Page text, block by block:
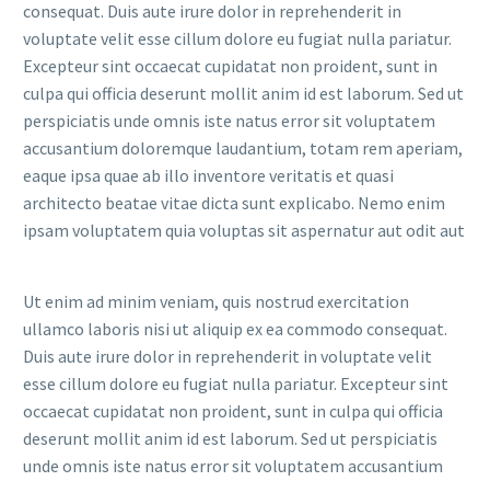
consequat. Duis aute irure dolor in reprehenderit in
voluptate velit esse cillum dolore eu fugiat nulla pariatur.
Excepteur sint occaecat cupidatat non proident, sunt in
culpa qui officia deserunt mollit anim id est laborum. Sed ut
perspiciatis unde omnis iste natus error sit voluptatem
accusantium doloremque laudantium, totam rem aperiam,
eaque ipsa quae ab illo inventore veritatis et quasi
architecto beatae vitae dicta sunt explicabo. Nemo enim
ipsam voluptatem quia voluptas sit aspernatur aut odit aut
Ut enim ad minim veniam, quis nostrud exercitation
ullamco laboris nisi ut aliquip ex ea commodo consequat.
Duis aute irure dolor in reprehenderit in voluptate velit
esse cillum dolore eu fugiat nulla pariatur. Excepteur sint
occaecat cupidatat non proident, sunt in culpa qui officia
deserunt mollit anim id est laborum. Sed ut perspiciatis
unde omnis iste natus error sit voluptatem accusantium